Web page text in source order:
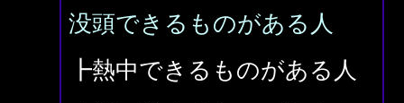
没頭できるものがある人
┣熱中できるものがある人